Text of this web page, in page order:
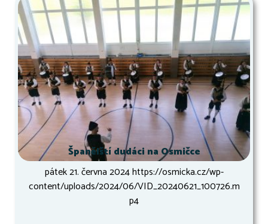
Španělští dudáci na Osmičce
pátek 21. června 2024 https://osmicka.cz/wp-
content/uploads/2024/06/VID_20240621_100726.m
p4